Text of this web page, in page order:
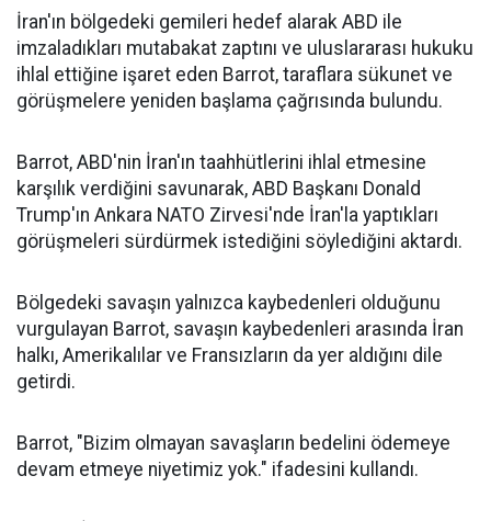
İran'ın bölgedeki gemileri hedef alarak ABD ile
imzaladıkları mutabakat zaptını ve uluslararası hukuku
ihlal ettiğine işaret eden Barrot, taraflara sükunet ve
görüşmelere yeniden başlama çağrısında bulundu.
Barrot, ABD'nin İran'ın taahhütlerini ihlal etmesine
karşılık verdiğini savunarak, ABD Başkanı Donald
Trump'ın Ankara NATO Zirvesi'nde İran'la yaptıkları
görüşmeleri sürdürmek istediğini söylediğini aktardı.
Bölgedeki savaşın yalnızca kaybedenleri olduğunu
vurgulayan Barrot, savaşın kaybedenleri arasında İran
halkı, Amerikalılar ve Fransızların da yer aldığını dile
getirdi.
Barrot, "Bizim olmayan savaşların bedelini ödemeye
devam etmeye niyetimiz yok." ifadesini kullandı.